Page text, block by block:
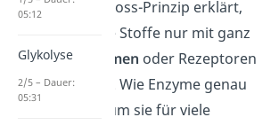
Das Schlüssel-Schloss-Prinzip erklärt,
warum bestimmte Stoffe nur mit ganz
bestimmten
Enzymen oder Rezeptoren
reagieren können. Wie Enzyme genau
arbeiten und warum sie für viele
05:12
Glykolyse
2/5 – Dauer:
05:31